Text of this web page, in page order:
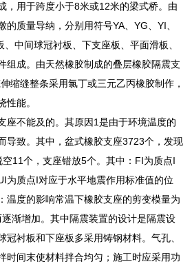
，用于跨度小于8米或12米的梁式桥。由
质量导纳，分别用符号YA、YG、YI、
中间球冠衬板、下支座板、平面滑板、
组成。由天然橡胶制成的叠层橡胶隔震支
缩缝整条采用氯丁或三元乙丙橡胶制作，
性能。
座不能及的。其原因1是由于环境温度的
导致。其中，盆式橡胶支座3723个，发现
11个，支座错放5个。其中：FI为质点I
为质点I对应于水平地震作用标准值的位
温度的影响常温下橡胶支座的剪变模量为
渐增加。其中隔震装置的设计是隔震设
冠衬板和下座板多采用铸钢材料。气孔、
时间末使材料拌合均匀；施工时应采用功